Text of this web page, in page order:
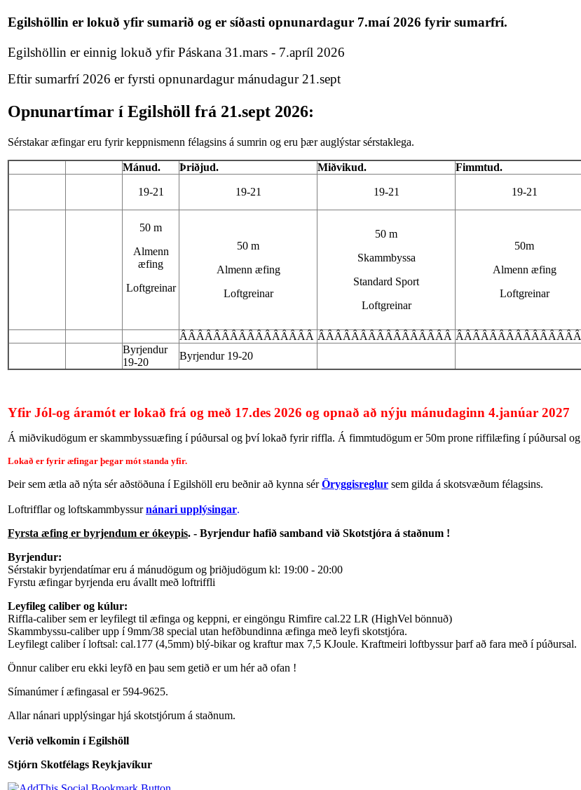
Egilshöllin er lokuð yfir sumarið og er síðasti opnunardagur 7.maí 2026 fyrir sumarfrí.
Egilshöllin er einnig lokuð yfir Páskana 31.mars - 7.apríl 2026
Eftir sumarfrí 2026 er fyrsti opnunardagur mánudagur 21.sept
Opnunartímar í Egilshöll frá 21.sept 2026:
Sérstakar æfingar eru fyrir keppnismenn félagsins á sumrin og eru þær auglýstar sérstaklega.
Mánud. Þriðjud. Miðvikud. Fimmtud.
19-21 19-21 19-21 19-21
50 m
Almenn
æfing
Loftgreinar
50 m
Almenn æfing
Loftgreinar
50 m
Skammbyssa
Standard Sport
Loftgreinar
50m
Almenn æfing
Loftgreinar
ÂÂÂÂÂÂÂÂÂÂÂÂÂÂÂÂ ÂÂÂÂÂÂÂÂÂÂÂÂÂÂÂÂ
Byrjendur
19-20
Byrjendur 19-20
Yfir Jól-og áramót er lokað frá og með 17.des 2026 og opnað að nýju mánudaginn 4.janúar 2027
Á miðvikudögum er skammbyssuæfing í púðursal og því lokað fyrir riffla. Á fimmtudögum er 50m prone riffilæfing í púðursal
Lokað er fyrir æfingar þegar mót standa yfir.
Þeir sem ætla að nýta sér aðstöðuna í Egilshöll eru beðnir að kynna sérÖryggisreglur sem gilda á skotsvæðum félagsins.
Loftrifflar og loftskammbyssurnánari upplýsingar.
Fyrsta æfing er byrjendum er ókeypis. - Byrjendur hafið samband við Skotstjóra á staðnum !
Byrjendur:
Sérstakir byrjendatímar eru á mánudögum og þriðjudögum kl: 19:00 - 20:00
Fyrstu æfingar byrjenda eru ávallt með loftriffli
Leyfileg caliber og kúlur:
Riffla-caliber sem er leyfilegt til æfinga og keppni, er eingöngu Rimfire cal.22 LR (HighVel bönnuð)
Skammbyssu-caliber upp í 9mm/38 special utan hefðbundinna æfinga með leyfi skotstjóra.
Leyfilegt caliber í loftsal: cal.177 (4,5mm) blý-bikar og kraftur max 7,5 KJoule. Kraftmeiri loftbyssur þarf að fara með í púðursal.
Önnur caliber eru ekki leyfð en þau sem getið er um hér að ofan !
Símanúmer í æfingasal er 594-9625.
Allar nánari upplýsingar hjá skotstjórum á staðnum.
Verið velkomin í Egilshöll
Stjórn Skotfélags Reykjavíkur